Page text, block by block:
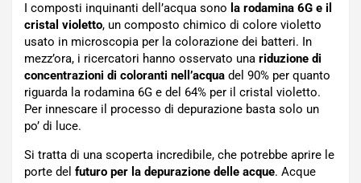
I composti inquinanti dell’acqua sono la rodamina 6G e il
cristal violetto, un composto chimico di colore violetto
usato in microscopia per la colorazione dei batteri. In
mezz’ora, i ricercatori hanno osservato una riduzione di
concentrazioni di coloranti nell’acqua del 90% per quanto
riguarda la rodamina 6G e del 64% per il cristal violetto.
Per innescare il processo di depurazione basta solo un
po’ di luce.
Si tratta di una scoperta incredibile, che potrebbe aprire le
porte del futuro per la depurazione delle acque. Acque